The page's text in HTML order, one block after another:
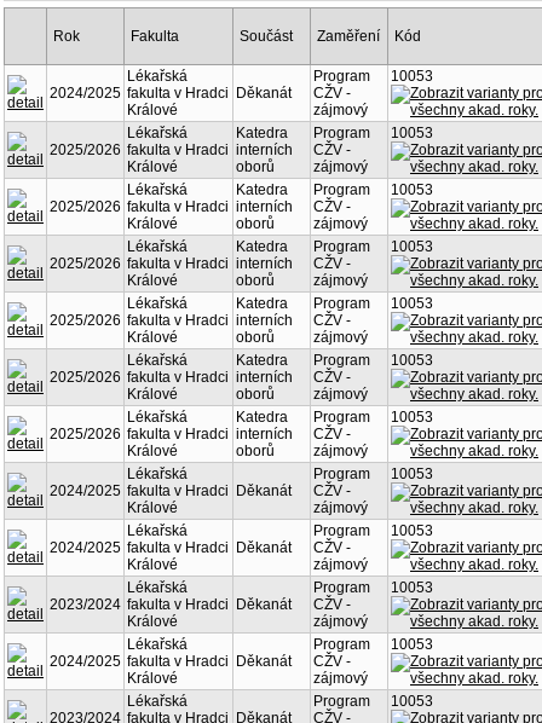
Rok Fakulta Součást Zaměření Kód
2024/2025
Lékařská
fakulta v Hradci
Králové
Děkanát
Program
CŽV -
zájmový
10053
2025/2026
Lékařská
fakulta v Hradci
Králové
Katedra
interních
oborů
Program
CŽV -
zájmový
10053
2025/2026
Lékařská
fakulta v Hradci
Králové
Katedra
interních
oborů
Program
CŽV -
zájmový
10053
2025/2026
Lékařská
fakulta v Hradci
Králové
Katedra
interních
oborů
Program
CŽV -
zájmový
10053
2025/2026
Lékařská
fakulta v Hradci
Králové
Katedra
interních
oborů
Program
CŽV -
zájmový
10053
2025/2026
Lékařská
fakulta v Hradci
Králové
Katedra
interních
oborů
Program
CŽV -
zájmový
10053
2025/2026
Lékařská
fakulta v Hradci
Králové
Katedra
interních
oborů
Program
CŽV -
zájmový
10053
2024/2025
Lékařská
fakulta v Hradci
Králové
Děkanát
Program
CŽV -
zájmový
10053
2024/2025
Lékařská
fakulta v Hradci
Králové
Děkanát
Program
CŽV -
zájmový
10053
2023/2024
Lékařská
fakulta v Hradci
Králové
Děkanát
Program
CŽV -
zájmový
10053
2024/2025
Lékařská
fakulta v Hradci
Králové
Děkanát
Program
CŽV -
zájmový
10053
2023/2024
Lékařská
fakulta v Hradci
Děkanát
Program
CŽV -
10053